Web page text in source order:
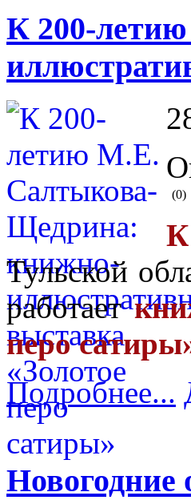
К 200-
(0)
Тульской
работает
перо
Подробнее...
Новогодние